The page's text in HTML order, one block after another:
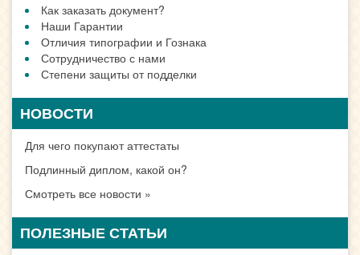
Как заказать документ?
Наши Гарантии
Отличия типографии и Гознака
Сотрудничество с нами
Степени защиты от подделки
НОВОСТИ
Для чего покупают аттестаты
Подлинный диплом, какой он?
Смотреть все новости »
ПОЛЕЗНЫЕ СТАТЬИ